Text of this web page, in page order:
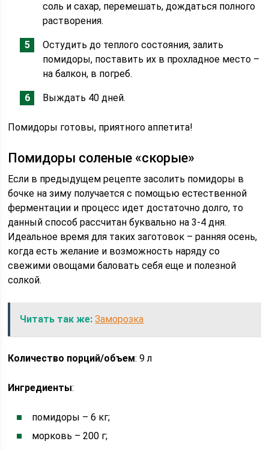
соль и сахар, перемешать, дождаться полного
растворения.
Остудить до теплого состояния, залить
помидоры, поставить их в прохладное место –
на балкон, в погреб.
Выждать 40 дней.
Помидоры готовы, приятного аппетита!
Помидоры соленые «скорые»
Если в предыдущем рецепте засолить помидоры в
бочке на зиму получается с помощью естественной
ферментации и процесс идет достаточно долго, то
данный способ рассчитан буквально на 3-4 дня.
Идеальное время для таких заготовок – ранняя осень,
когда есть желание и возможность наряду со
свежими овощами баловать себя еще и полезной
солкой.
Читать так же: Заморозка
Количество порций/объем: 9 л
Ингредиенты:
помидоры – 6 кг;
морковь – 200 г;